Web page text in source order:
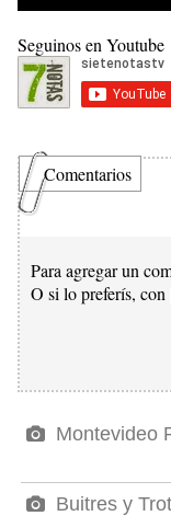
Seguinos en Youtube
Comentarios
Para agregar un
O si lo preferís, con
Montevideo
Buitres y